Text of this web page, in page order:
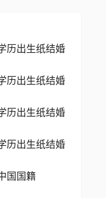
历出生纸结婚
历出生纸结婚
历出生纸结婚
历出生纸结婚
国国籍